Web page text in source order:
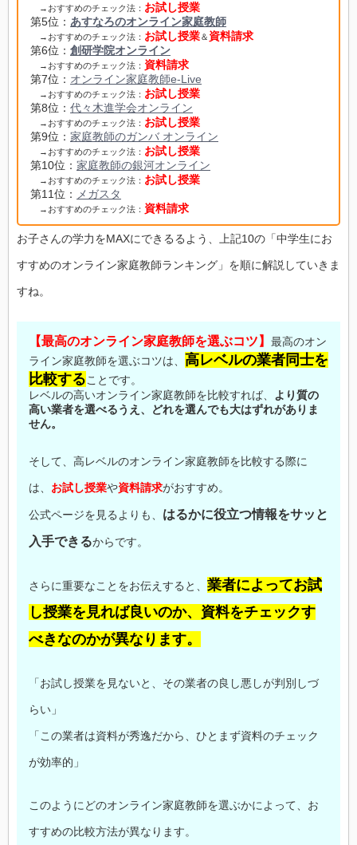
→おすすめのチェック法： お試し授業
第5位： あすなろのオンライン家庭教師
→おすすめのチェック法： お試し授業＆ 資料請求
第6位： 創研学院オンライン
→おすすめのチェック法： 資料請求
第7位： オンライン家庭教師e-Live
→おすすめのチェック法： お試し授業
第8位： 代々木進学会オンライン
→おすすめのチェック法： お試し授業
第9位： 家庭教師のガンバ オンライン
→おすすめのチェック法： お試し授業
第10位： 家庭教師の銀河オンライン
→おすすめのチェック法： お試し授業
第11位： メガスタ
→おすすめのチェック法： 資料請求
お子さんの学力をMAXにできるるよう、上記10の「中学生にお
すすめのオンライン家庭教師ランキング」を順に解説していきま
すね。
【最高のオンライン家庭教師を選ぶコツ】 最高のオン
ライン家庭教師を選ぶコツは、 高レベルの業者同士を
比較することです。
レベルの高いオンライン家庭教師を比較すれば、 より質の
高い業者を選べるうえ、どれを選んでも大はずれがありま
せん。
そして、高レベルのオンライン家庭教師を比較する際に
は、 お試し授業や資料請求がおすすめ。
公式ページを見るよりも、 はるかに役立つ情報をサッと
入手できるからです。
さらに重要なことをお伝えすると、 業者によってお試
し授業を見れば良いのか、資料をチェックす
べきなのかが異なります。
「お試し授業を見ないと、その業者の良し悪しが判別しづ
らい」
「この業者は資料が秀逸だから、ひとまず資料のチェック
が効率的」
このようにどのオンライン家庭教師を選ぶかによって、お
すすめの比較方法が異なります。